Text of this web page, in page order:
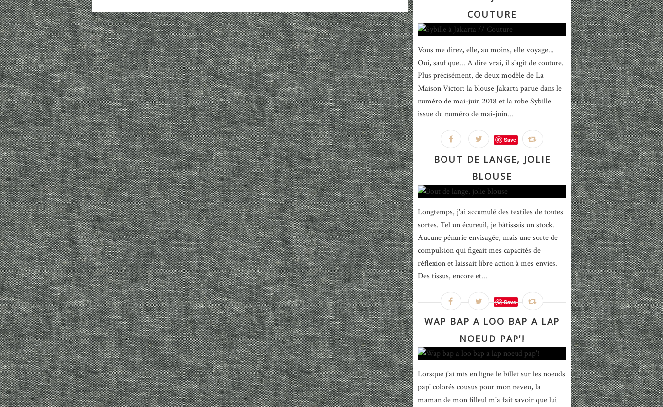
COUTURE
Vous me direz, elle, au moins, elle voyage...
Oui, sauf que... A dire vrai, il s'agit de couture.
Plus précisément, de deux modèle de La
Maison Victor: la blouse Jakarta parue dans le
numéro de mai-juin 2018 et la robe Sybille
issue du numéro de mai-juin...
Save
BOUT DE LANGE, JOLIE
BLOUSE
Longtemps, j'ai accumulé des textiles de toutes
sortes. Tel un écureuil, je bâtissais un stock.
Aucune pénurie envisagée, mais une sorte de
compulsion qui figeait mes capacités de
réflexion et laissait libre action à mes envies.
Des tissus, encore et...
Save
WAP BAP A LOO BAP A LAP
NOEUD PAP'!
Lorsque j'ai mis en ligne le billet sur les noeuds
pap' colorés cousus pour mon neveu, la
maman de mon filleul m'a fait savoir que lui